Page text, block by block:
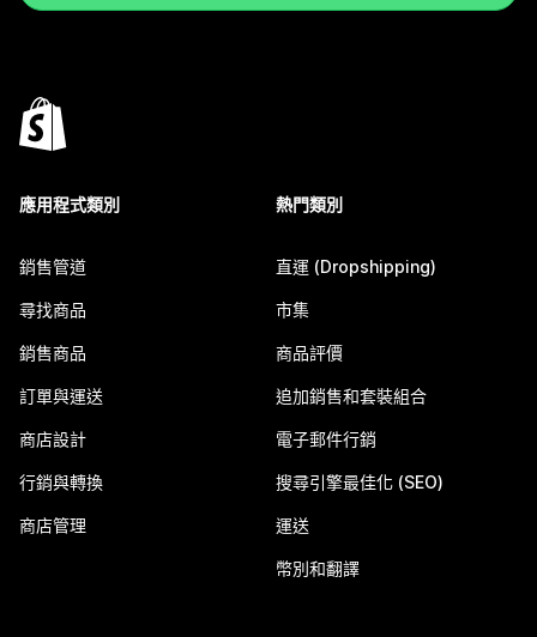
應用程式類別
銷售管道
尋找商品
銷售商品
訂單與運送
商店設計
行銷與轉換
商店管理
熱門類別
直運 (Dropshipping)
市集
商品評價
追加銷售和套裝組合
電子郵件行銷
搜尋引擎最佳化 (SEO)
運送
幣別和翻譯